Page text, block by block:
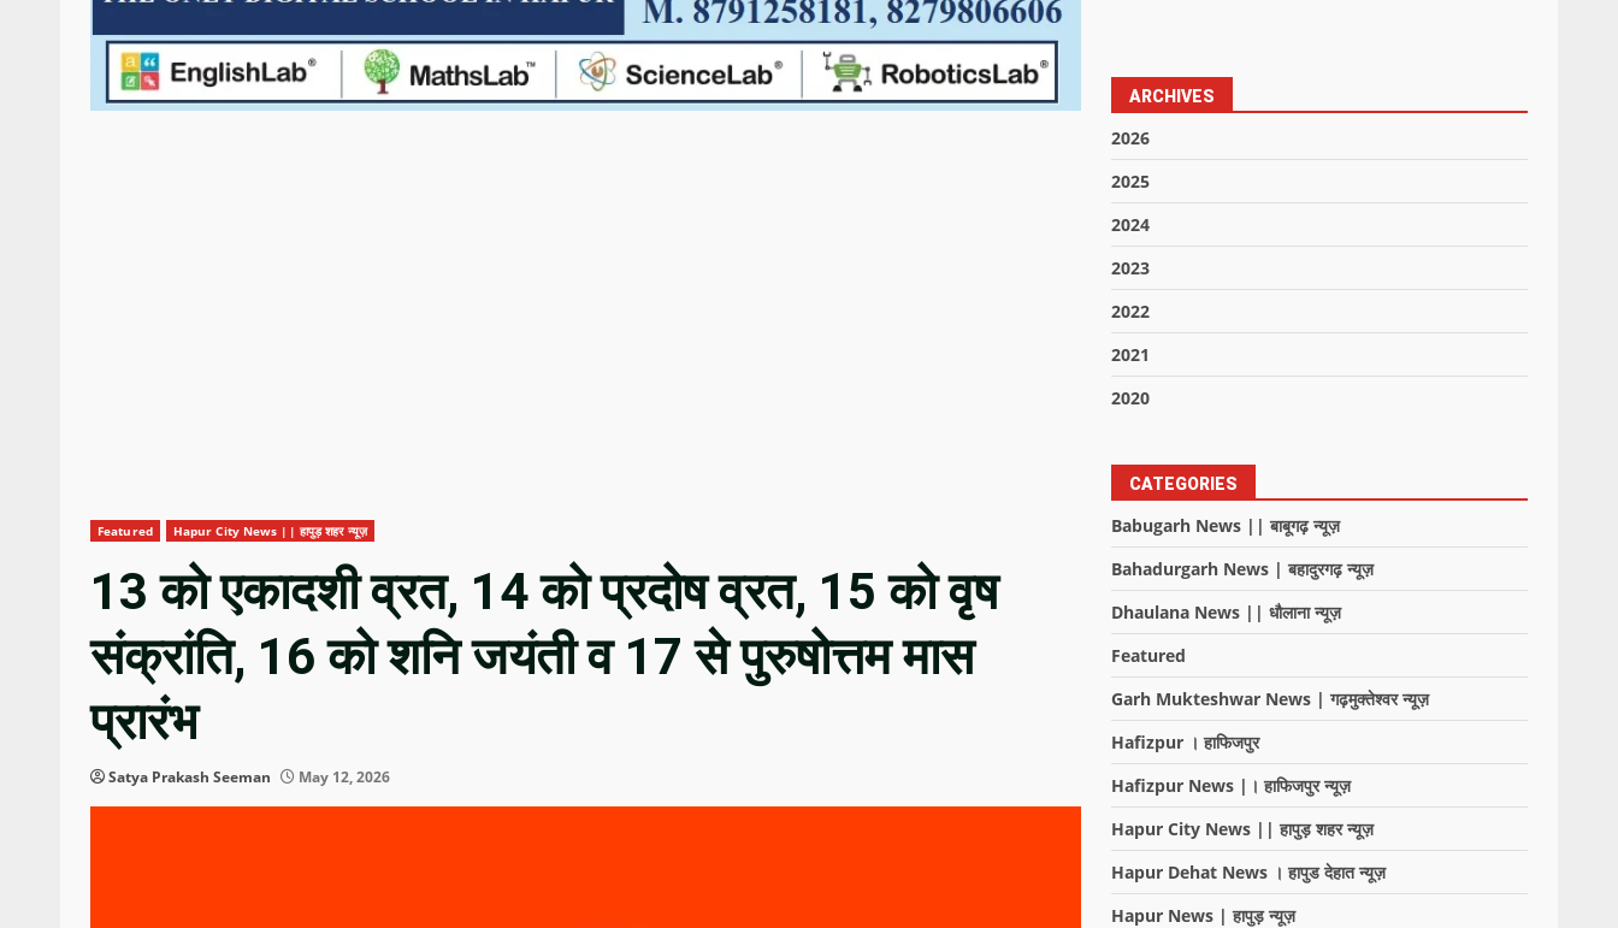
Featured Hapur City News || हापुड़ शहर न्यूज़
13 को एकादशी व्रत, 14 को प्रदोष व्रत, 15 को वृष
संक्रांति, 16 को शनि जयंती व 17 से पुरुषोत्तम मास
प्रारंभ
Satya Prakash Seeman May 12, 2026
ARCHIVES
2026
2025
2024
2023
2022
2021
2020
CATEGORIES
Babugarh News || बाबूगढ़ न्यूज़
Bahadurgarh News | बहादुरगढ़ न्यूज़
Dhaulana News || धौलाना न्यूज़
Featured
Garh Mukteshwar News | गढ़मुक्तेश्वर न्यूज़
Hafizpur । हाफिजपुर
Hafizpur News |। हाफिजपुर न्यूज़
Hapur City News || हापुड़ शहर न्यूज़
Hapur Dehat News । हापुड देहात न्यूज़
Hapur News | हापुड़ न्यूज़